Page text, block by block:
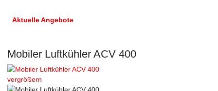
Aktuelle Angebote
Mobiler Luftkühler ACV 400
vergrößern